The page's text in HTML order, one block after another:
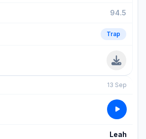
94.5
Trap
13 Sep
Leah